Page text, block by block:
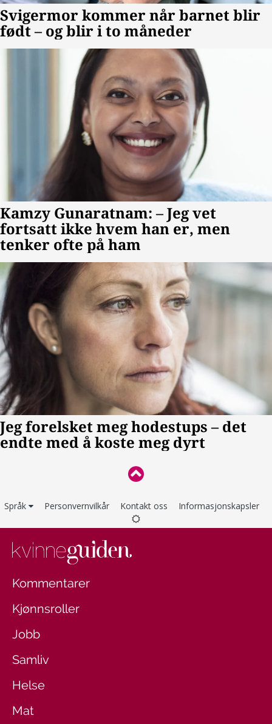
Språk Personvernvilkår Kontakt oss Informasjonskapsler
Kommentarer
Kjønnsroller
Jobb
Samliv
Helse
Mat